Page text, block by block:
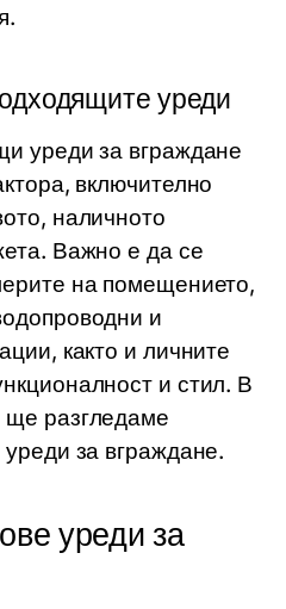
уреди
уреди за вграждане
включително
наличното
Важно е да се
на помещението,
и
както и личните
и стил. В
разгледаме
за вграждане.
уреди за